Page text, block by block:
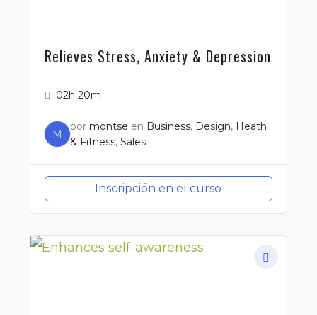
Relieves Stress, Anxiety & Depression
02h 20m
M
por montse en Business, Design, Heath
& Fitness, Sales
Inscripción en el curso